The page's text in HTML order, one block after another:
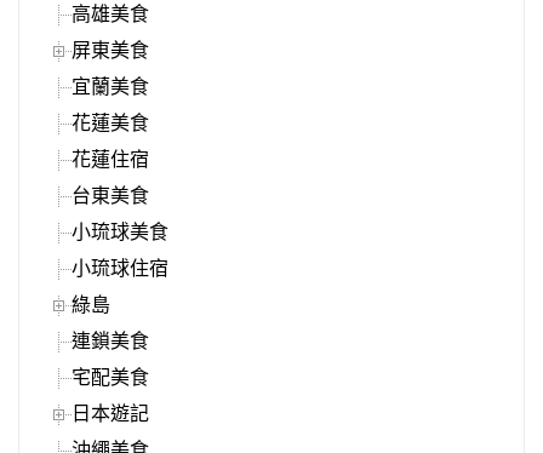
高雄美食
屏東美食
宜蘭美食
花蓮美食
花蓮住宿
台東美食
小琉球美食
小琉球住宿
綠島
連鎖美食
宅配美食
日本遊記